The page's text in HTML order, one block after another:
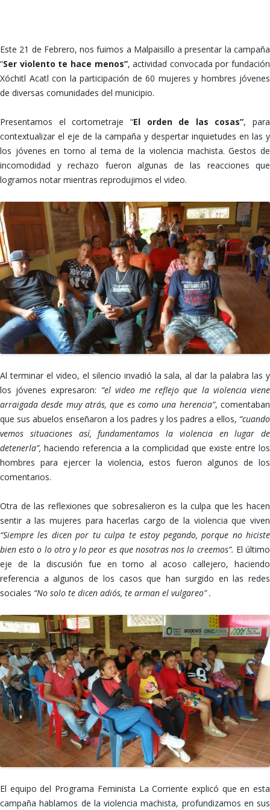
Este 21 de Febrero, nos fuimos a Malpaisillo a presentar la campaña
“Ser violento te hace menos”, actividad convocada por fundación
Xóchitl Acatl con la participación de 60 mujeres y hombres jóvenes
de diversas comunidades del municipio.
Presentamos el cortometraje “El orden de las cosas”, para
contextualizar el eje de la campaña y despertar inquietudes en las y
los jóvenes en torno al tema de la violencia machista. Gestos de
incomodidad y rechazo fueron algunas de las reacciones que
logramos notar mientras reprodujimos el video.
Al terminar el video, el silencio invadió la sala, al dar la palabra las y
los jóvenes expresaron: “el video me reflejo que la violencia viene
arraigada desde muy atrás, que es como una herencia”, comentaban
que sus abuelos enseñaron a los padres y los padres a ellos, “cuando
vemos situaciones así, fundamentamos la violencia en lugar de
detenerla”, haciendo referencia a la complicidad que existe entre los
hombres para ejercer la violencia, estos fueron algunos de los
comentarios.
Otra de las reflexiones que sobresalieron es la culpa que les hacen
sentir a las mujeres para hacerlas cargo de la violencia que viven
“Siempre les dicen por tu culpa te estoy pegando, porque no hiciste
bien esto o lo otro y lo peor es que nosotras nos lo creemos”. El último
eje de la discusión fue en torno al acoso callejero, haciendo
referencia a algunos de los casos que han surgido en las redes
sociales “No solo te dicen adiós, te arman el vulgareo” .
El equipo del Programa Feminista La Corriente explicó que en esta
campaña hablamos de la violencia machista, profundizamos en sus